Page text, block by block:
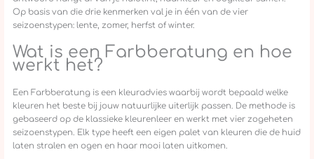
Op basis van die drie kenmerken val je in één van de vier
seizoenstypen: lente, zomer, herfst of winter.
Wat is een Farbberatung en hoe
werkt het?
Een Farbberatung is een kleuradvies waarbij wordt bepaald welke
kleuren het beste bij jouw natuurlijke uiterlijk passen. De methode is
gebaseerd op de klassieke kleurenleer en werkt met vier zogeheten
seizoenstypen. Elk type heeft een eigen palet van kleuren die de huid
laten stralen en ogen en haar mooi laten uitkomen.